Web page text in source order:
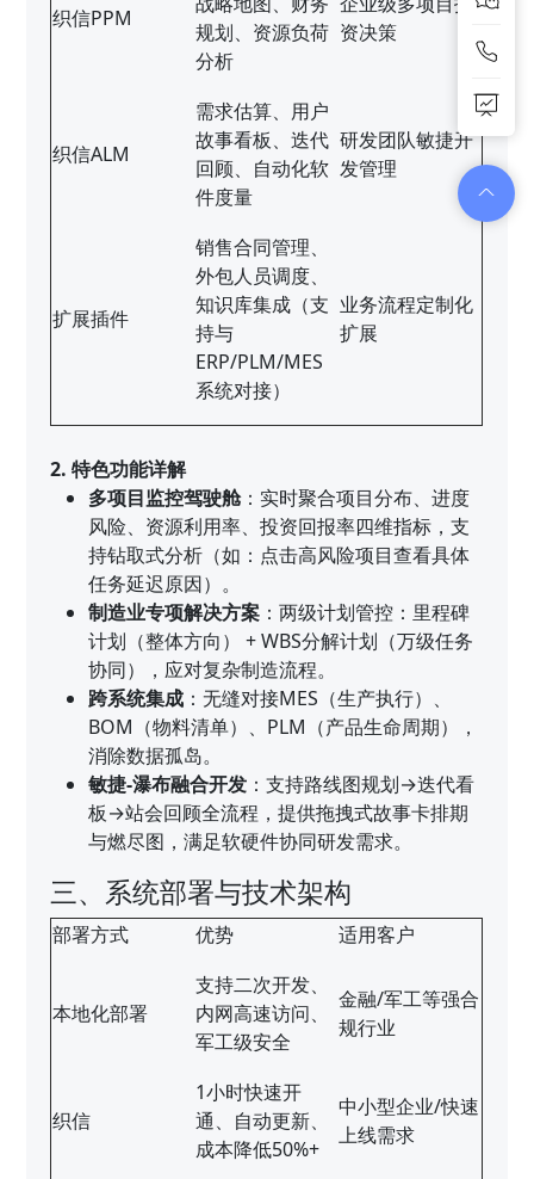
织信PPM
规划、资源负荷
分析
资决策
织信ALM
需求估算、用户
故事看板、迭代
回顾、自动化软
件度量
研发团队敏捷开
发管理
扩展插件
销售合同管理、
外包人员调度、
知识库集成（支
持与
ERP/PLM/MES
系统对接）
业务流程定制化
扩展
2. 特色功能详解
多项目监控驾驶舱：实时聚合项目分布、进度
风险、资源利用率、投资回报率四维指标，支
持钻取式分析（如：点击高风险项目查看具体
任务延迟原因）。
制造业专项解决方案 ：两级计划管控：里程碑
计划（整体方向） + WBS分解计划（万级任务
协同），应对复杂制造流程。
跨系统集成 ：无缝对接MES（生产执行）、
BOM（物料清单）、PLM（产品生命周期），
消除数据孤岛。
敏捷-瀑布融合开发 ：支持路线图规划→迭代看
板→站会回顾全流程，提供拖拽式故事卡排期
与燃尽图，满足软硬件协同研发需求。
三、系统部署与技术架构
部署方式 优势 适用客户
本地化部署
支持二次开发、
内网高速访问、
军工级安全
金融/军工等强合
规行业
织信
1小时快速开
通、自动更新、
成本降低50%+
中小型企业/快速
上线需求